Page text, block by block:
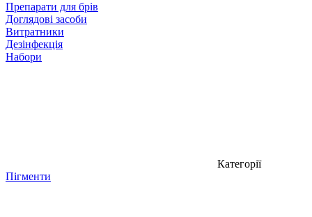
Препарати для брів
Доглядові засоби
Витратники
Дезінфекція
Набори
Категорії
Пігменти